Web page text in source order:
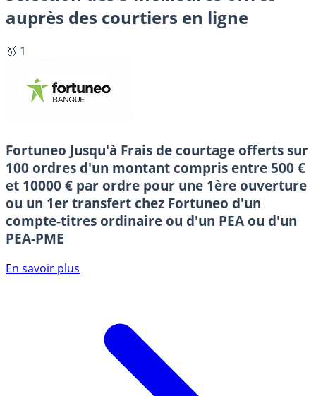
auprès des courtiers en ligne
🥇 1
Fortuneo Jusqu'à Frais de courtage offerts sur
100 ordres d'un montant compris entre 500 €
et 10000 € par ordre pour une 1ère ouverture
ou un 1er transfert chez Fortuneo d'un
compte-titres ordinaire ou d'un PEA ou d'un
PEA-PME
En savoir plus